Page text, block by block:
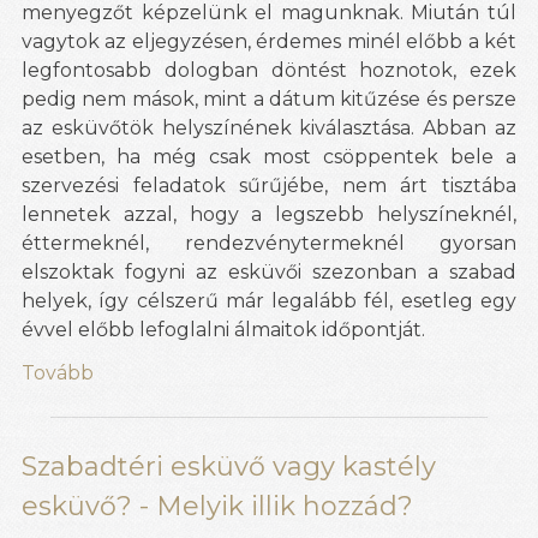
menyegzőt képzelünk el magunknak. Miután túl
vagytok az eljegyzésen, érdemes minél előbb a két
legfontosabb dologban döntést hoznotok, ezek
pedig nem mások, mint a dátum kitűzése és persze
az esküvőtök helyszínének kiválasztása. Abban az
esetben, ha még csak most csöppentek bele a
szervezési feladatok sűrűjébe, nem árt tisztába
lennetek azzal, hogy a legszebb helyszíneknél,
éttermeknél, rendezvénytermeknél gyorsan
elszoktak fogyni az esküvői szezonban a szabad
helyek, így célszerű már legalább fél, esetleg egy
évvel előbb lefoglalni álmaitok időpontját.
Tovább
Szabadtéri esküvő vagy kastély
esküvő? - Melyik illik hozzád?